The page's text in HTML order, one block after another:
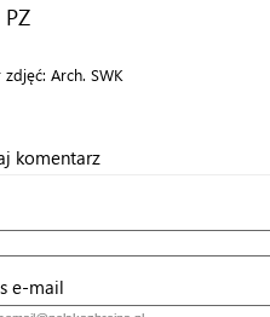
Arch. SWK
komentarz
e-mail